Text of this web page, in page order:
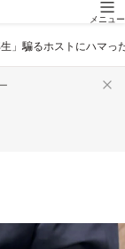
メニュー
生」騙るホストにハマ